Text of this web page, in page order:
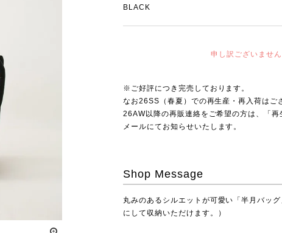
BLACK
申し訳ございませ
※ご好評につき完売しております。
なお26SS（春夏）での再生産・再入荷はご
26AW以降の再販連絡をご希望の方は、「
メールにてお知らせいたします。
Shop Message
丸みのあるシルエットが可愛い「半月バッ
にして収納いただけます。）